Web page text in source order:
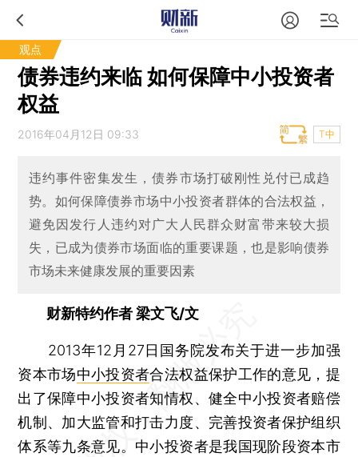
观点
债券违约来临 如何保障中小投资者
权益
2016年04月12日 09:33 T中
违约事件密集发生，债券市场打破刚性兑付已成趋
势。如何保障债券市场中小投资者群体的合法权益，
避免因发行人违约对广大人民群众财富带来较大损
失，已成为债券市场面临的重要课题，也是影响债券
市场未来健康发展的重要因素
财新特约作者 梁文飞/文
2013年12月27日国务院发布关于进一步加强
资本市场中小投资者合法权益保护工作的意见，提
出了保障中小投资者知情权、健全中小投资者赔偿
机制、加大监管和打击力度、完善投资者保护组织
体系等九条意见。中小投资者是我国现阶段资本市